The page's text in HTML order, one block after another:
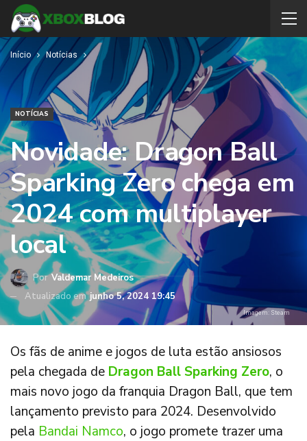
Início Notícias
NOTÍCIAS
Novidade: Dragon Ball
Sparking Zero chega em
2024 com multiplayer
local
PorValdemar Medeiros
Atualizado emjunho 5, 2024 19:45
Imagem: Steam
Os fãs de anime e jogos de luta estão ansiosos
pela chegada de Dragon Ball Sparking Zero, o
mais novo jogo da franquia Dragon Ball, que tem
lançamento previsto para 2024. Desenvolvido
pela Bandai Namco, o jogo promete trazer uma